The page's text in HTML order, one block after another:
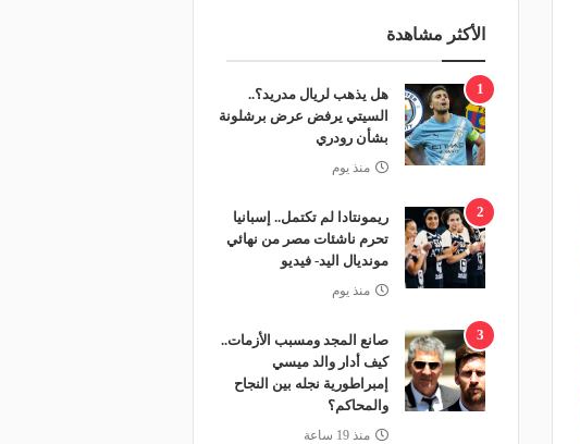
الأكثر مشاهدة
1
هل يذهب لريال مدريد؟..
السيتي يرفض عرض برشلونة
بشأن رودري
منذ يوم
2
ريمونتادا لم تكتمل.. إسبانيا
تحرم ناشئات مصر من نهائي
مونديال اليد- فيديو
منذ يوم
3
صانع المجد ومسبب الأزمات..
كيف أدار والد ميسي
إمبراطورية نجله بين النجاح
والمحاكم؟
منذ 19 ساعة